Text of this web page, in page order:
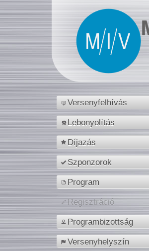
Versenyfelhívás
Lebonyolítás
Díjazás
Szponzorok
Program
Regisztráció
Programbizottság
Versenyhelyszín